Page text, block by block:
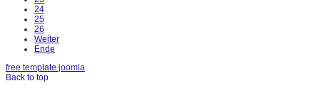
24
25
26
Weiter
Ende
free template joomla
Back to top